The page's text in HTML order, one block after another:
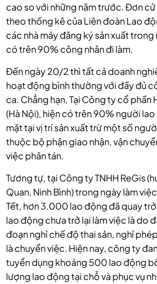
cao so với những năm trước. Đơn cử
theo thống kê của Liên đoàn Lao
các nhà máy đăng ký sản xuất trong
có trên 90% công nhân đi làm.
Đến ngày 20/2 thì tất cả doanh
hoạt động bình thường với đầy đủ
ca. Chẳng hạn, Tại Công ty cổ phần
(Hà Nội), hiện có trên 90% người
mặt tại vị trí sản xuất trừ một số
thuộc bộ phận giao nhận, vận
việc phân tán.
Tương tự, tại Công ty TNHH ReGis
Quan, Ninh Bình) trong ngày làm
Tết, hơn 3.000 lao động đã quay trở
lao động chưa trở lại làm việc là do
đoạn nghỉ chế độ thai sản, nghỉ
là chuyển việc. Hiện nay, công ty
tuyển dụng khoảng 500 lao động
lượng lao động tại chỗ và phục vụ